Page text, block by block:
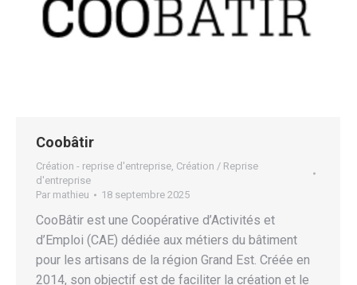
Coobâtir
Création - reprise d'entreprise, Création / Reprise
d'entreprise
Par mathieu 18 septembre 2025
CooBâtir est une Coopérative d’Activités et
d’Emploi (CAE) dédiée aux métiers du bâtiment
pour les artisans de la région Grand Est. Créée en
2014, son objectif est de faciliter la création et le